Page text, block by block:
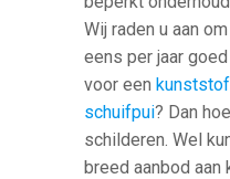
Wij raden u aan
eens per jaar
voor een
schuifpui? Dan
schilderen. Wel
breed aanbod aan